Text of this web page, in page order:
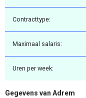
Contracttype:
Maximaal salaris:
Uren per week:
Gegevens van Adrem